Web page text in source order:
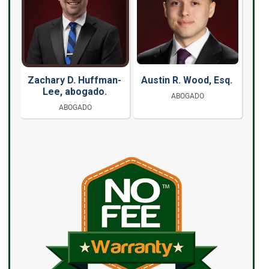
Zachary D. Huffman-
Lee, abogado.
ABOGADO
Austin R. Wood, Esq.
ABOGADO